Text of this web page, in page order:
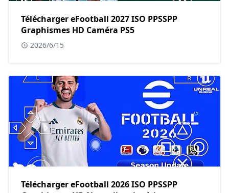
Télécharger eFootball 2027 ISO PPSSPP
Graphismes HD Caméra PS5
2026/6/15
Télécharger eFootball 2026 ISO PPSSPP